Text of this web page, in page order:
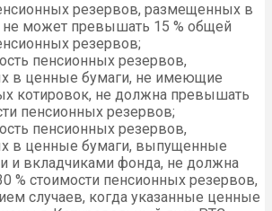
резервов, размещенных в
не может превышать 15 % общей
резервов;
пенсионных резервов,
в ценные бумаги, не имеющие
котировок, не должна превышать
пенсионных резервов;
пенсионных резервов,
в ценные бумаги, выпущенные
и вкладчиками фонда, не должна
% стоимости пенсионных резервов,
случаев, когда указанные ценные